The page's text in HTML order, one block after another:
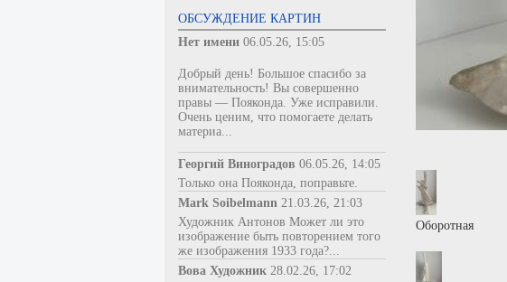
ОБСУЖДЕНИЕ КАРТИН
Нет имени 06.05.26, 15:05
Добрый день! Большое спасибо за
внимательность! Вы совершенно
правы — Пояконда. Уже исправили.
Очень ценим, что помогаете делать
материа...
Георгий Виноградов 06.05.26, 14:05
Только она Пояконда, поправьте.
Mark Soibelmann 21.03.26, 21:03
Художник Антонов Может ли это
изображение быть повторением того
же изображения 1933 года?...
Вова Художник 28.02.26, 17:02
Оборотная